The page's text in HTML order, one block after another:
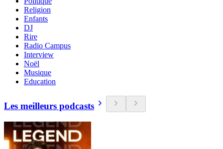
Religion
Enfants
DJ
Rire
Radio Campus
Interview
Noël
Musique
Education
Les meilleurs podcasts